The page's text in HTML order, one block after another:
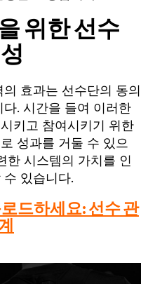
위한 선수
효과는 선수단의 동의
. 시간을 들여 이러한
키고 참여시키기 위한
성과를 거둘 수 있으
한 시스템의 가치를 인
있습니다.
드하세요: 선수 관